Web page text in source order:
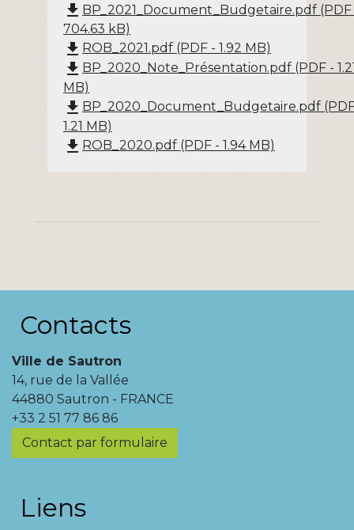
file_download BP_2021_Document_Budgetaire.pdf (PDF
704.63 kB)
file_download ROB_2021.pdf (PDF - 1.92 MB)
file_download BP_2020_Note_Présentation.pdf (PDF -
MB)
file_download BP_2020_Document_Budgetaire.pdf
1.21 MB)
file_download ROB_2020.pdf (PDF - 1.94 MB)
Contacts
Ville de Sautron
14, rue de la Vallée
44880 Sautron - FRANCE
+33 2 51 77 86 86
Contact par formulaire
Liens